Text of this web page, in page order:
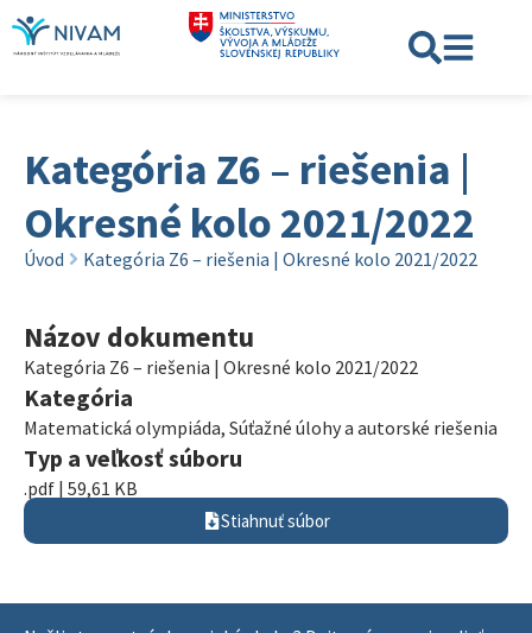
Kategória Z6 – riešenia |
Okresné kolo 2021/2022
Úvod Kategória Z6 – riešenia | Okresné kolo 2021/2022
Názov dokumentu
Kategória Z6 – riešenia | Okresné kolo 2021/2022
Kategória
Matematická olympiáda, Súťažné úlohy a autorské riešenia
Typ a veľkosť súboru
.pdf | 59,61 KB
Stiahnuť súbor